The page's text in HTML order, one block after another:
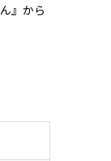
』から